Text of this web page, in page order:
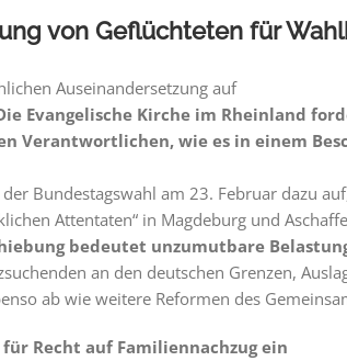
von Geflüchteten für
Auseinandersetzung auf
Evangelische Kirche im Rheinland
Verantwortlichen, wie es in einem
Bundestagswahl am 23. Februar dazu
Attentaten“ in Magdeburg und
bedeutet unzumutbare
an den deutschen Grenzen,
ab wie weitere Reformen des
Recht auf Familiennachzug ein